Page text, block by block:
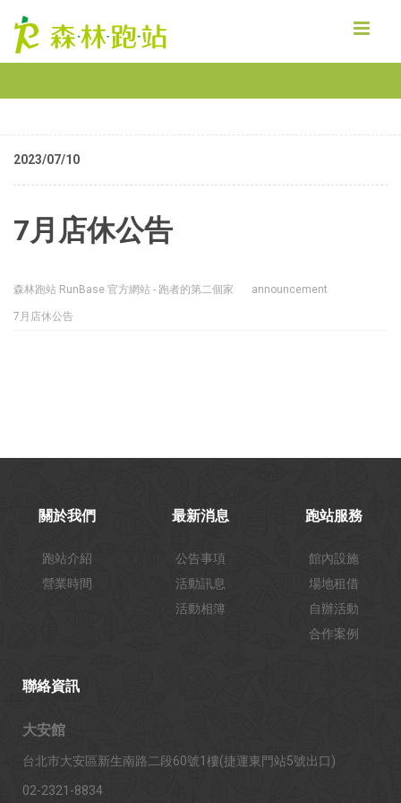
2023/07/10
7月店休公告
森林跑站 RunBase 官方網站 - 跑者的第二個家 announcement
7月店休公告
關於我們
跑站介紹
營業時間
最新消息
公告事項
活動訊息
活動相簿
跑站服務
館內設施
場地租借
自辦活動
合作案例
聯絡資訊
大安館
台北市大安區新生南路二段60號1樓(捷運東門站5號出口)
02-2321-8834